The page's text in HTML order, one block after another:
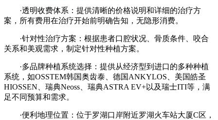
·透明收费体系：提供清晰的价格说明和详细的治疗方
案，所有费用在治疗开始前明确告知，无隐形消费。
·针对性治疗方案：根据患者口腔状况、骨质条件、咬合
关系和美观需求，制定针对性种植方案。
·多品牌种植系统选择：提供从经济型到进口的多种种植
系统，如OSSTEM韩国奥齿泰、德国ANKYLOS、美国皓圣
HIOSSEN、瑞典Neoss、瑞典ASTRA EV+以及瑞士ITI等，满
足不同预算和需求。
·便利地理位置：位于罗湖口岸附近罗湖火车站大厦C区，